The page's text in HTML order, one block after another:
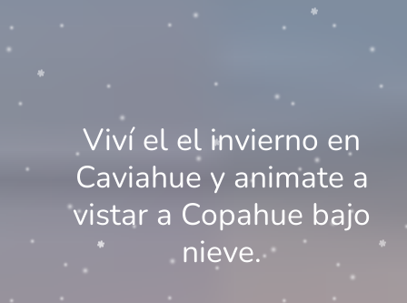
Viví el el invierno en
Caviahue y animate a
vistar a Copahue bajo
nieve.